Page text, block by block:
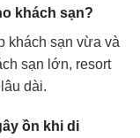
khách sạn?
khách sạn vừa và
sạn lớn, resort
dài.
ồn khi di